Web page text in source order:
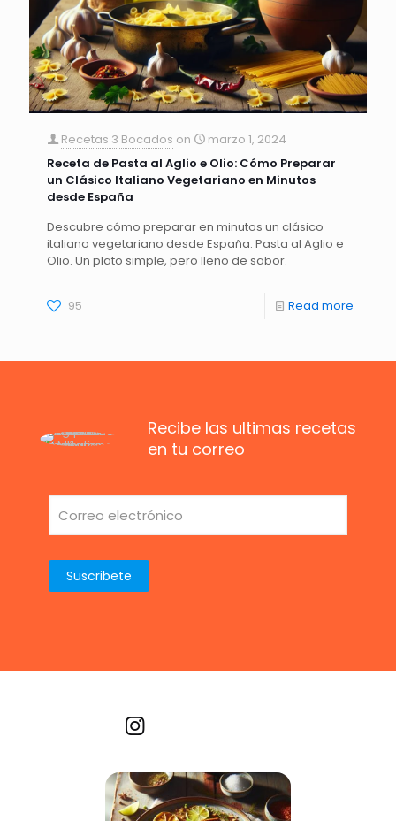
Recetas 3 Bocados on
marzo 1, 2024
Receta de Pasta al Aglio e Olio: Cómo Preparar
un Clásico Italiano Vegetariano en Minutos
desde España
Descubre cómo preparar en minutos un clásico
italiano vegetariano desde España: Pasta al Aglio e
Olio. Un plato simple, pero lleno de sabor.
95 Read more
Recibe las ultimas recetas
en tu correo